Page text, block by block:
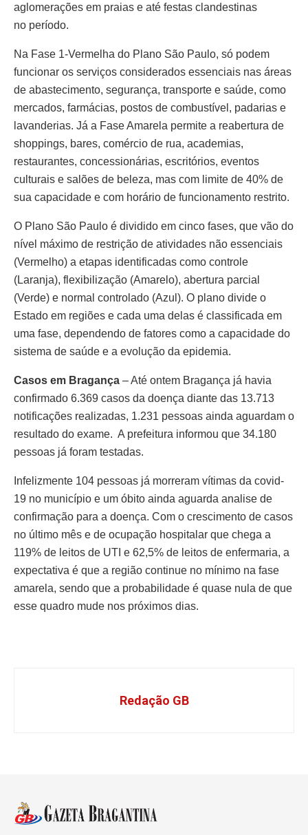
aglomerações em praias e até festas clandestinas
no período.
Na Fase 1-Vermelha do Plano São Paulo, só podem
funcionar os serviços considerados essenciais nas áreas
de abastecimento, segurança, transporte e saúde, como
mercados, farmácias, postos de combustível, padarias e
lavanderias. Já a Fase Amarela permite a reabertura de
shoppings, bares, comércio de rua, academias,
restaurantes, concessionárias, escritórios, eventos
culturais e salões de beleza, mas com limite de 40% de
sua capacidade e com horário de funcionamento restrito.
O Plano São Paulo é dividido em cinco fases, que vão do
nível máximo de restrição de atividades não essenciais
(Vermelho) a etapas identificadas como controle
(Laranja), flexibilização (Amarelo), abertura parcial
(Verde) e normal controlado (Azul). O plano divide o
Estado em regiões e cada uma delas é classificada em
uma fase, dependendo de fatores como a capacidade do
sistema de saúde e a evolução da epidemia.
Casos em Bragança – Até ontem Bragança já havia
confirmado 6.369 casos da doença diante das 13.713
notificações realizadas, 1.231 pessoas ainda aguardam o
resultado do exame. A prefeitura informou que 34.180
pessoas já foram testadas.
Infelizmente 104 pessoas já morreram vítimas da covid-
19 no município e um óbito ainda aguarda analise de
confirmação para a doença. Com o crescimento de casos
no último mês e de ocupação hospitalar que chega a
119% de leitos de UTI e 62,5% de leitos de enfermaria, a
expectativa é que a região continue no mínimo na fase
amarela, sendo que a probabilidade é quase nula de que
esse quadro mude nos próximos dias.
Redação GB